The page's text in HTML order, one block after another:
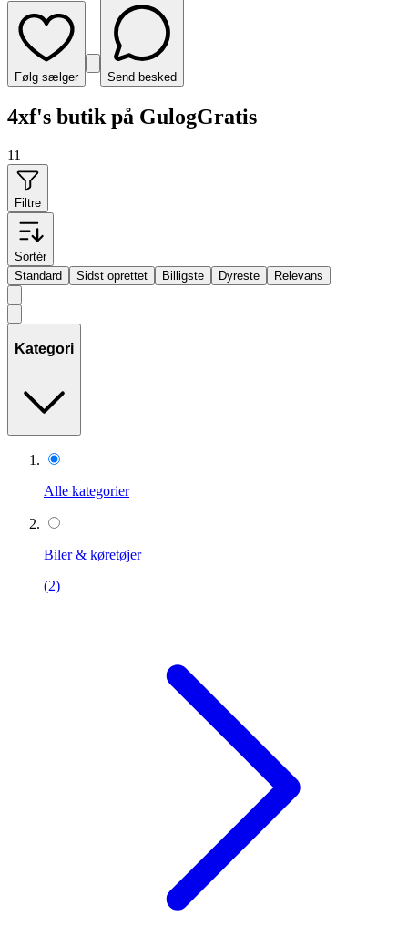
Følg sælger Send besked
4xf's butik på GulogGratis
11
Filtre
Sortér
Standard
Sidst oprettet Billigste Dyreste Relevans
Kategori
Alle kategorier
Biler & køretøjer
(2)